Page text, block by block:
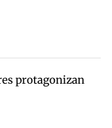
protagonizan